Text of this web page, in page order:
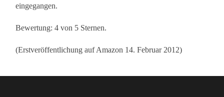
eingegangen.
Bewertung: 4 von 5 Sternen.
(Erstveröffentlichung auf Amazon 14. Februar 2012)